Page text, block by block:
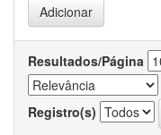
Resultados/Página
Registro(s)